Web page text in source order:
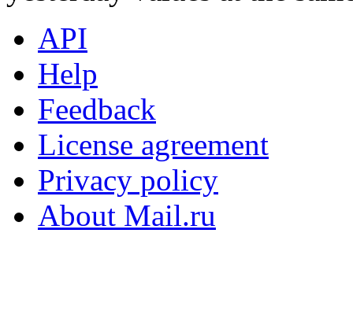
API
Help
Feedback
License agreement
Privacy policy
About Mail.ru